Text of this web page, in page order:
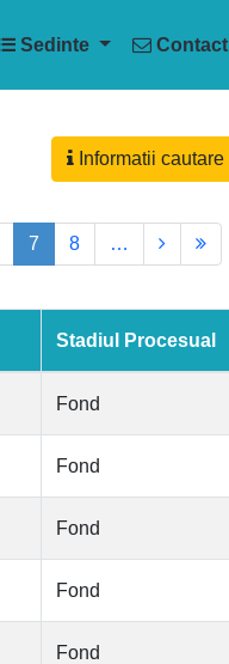
Sedinte Contact
Informatii cautare
7 8 …
Stadiul Procesual
Fond
Fond
Fond
Fond
Fond